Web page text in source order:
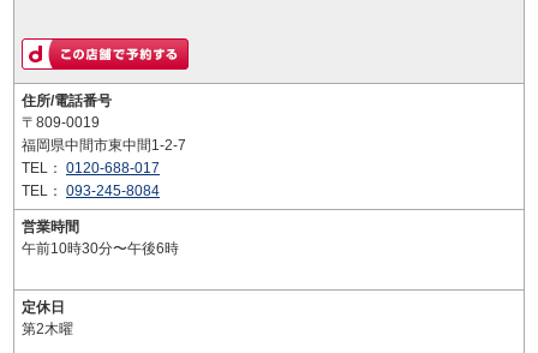
住所/電話番号
〒809-0019
福岡県中間市東中間1-2-7
TEL： 0120-688-017
TEL： 093-245-8084
営業時間
午前10時30分〜午後6時
定休日
第2木曜